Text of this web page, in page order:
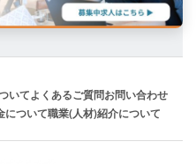
いてよくあるご質問お問い合わせ
について職業(人材)紹介について